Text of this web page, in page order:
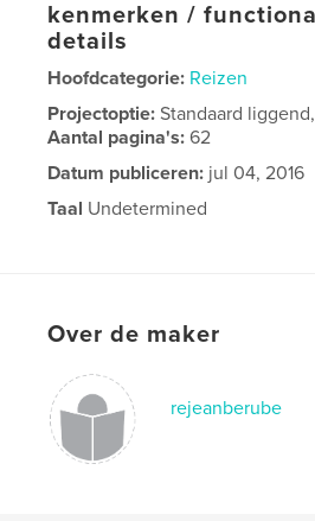
kenmerken /
details
Hoofdcategorie: Reizen
Projectoptie:Standaard
Aantal pagina's:62
Datum publiceren: jul 04, 2016
Taal Undetermined
Over de maker
rejeanberube